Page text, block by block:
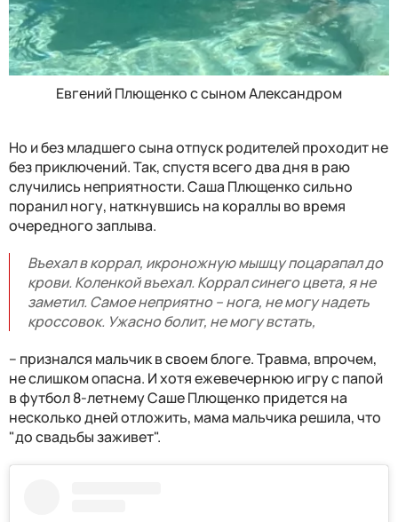
Евгений Плющенко с сыном Александром
Но и без младшего сына отпуск родителей проходит не
без приключений. Так, спустя всего два дня в раю
случились неприятности. Саша Плющенко сильно
поранил ногу, наткнувшись на кораллы во время
очередного заплыва.
Въехал в коррал, икроножную мышцу поцарапал до
крови. Коленкой въехал. Коррал синего цвета, я не
заметил. Самое неприятно – нога, не могу надеть
кроссовок. Ужасно болит, не могу встать,
– признался мальчик в своем блоге. Травма, впрочем,
не слишком опасна. И хотя ежевечернюю игру с папой
в футбол 8-летнему Саше Плющенко придется на
несколько дней отложить, мама мальчика решила, что
"до свадьбы заживет".